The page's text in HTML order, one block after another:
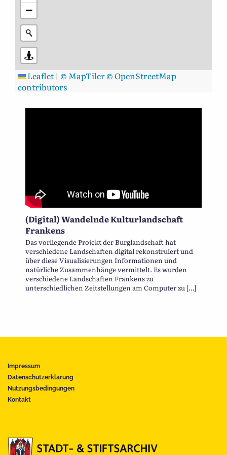
−
Leaflet | © MapTiler© OpenStreetMap
contributors
(Digital) Wandelnde Kulturlandschaft
Frankens
Das vorliegende Projekt der Burglandschaft hat
verschiedene Landschaften digital rekonstruiert und
über diese Visualisierungen Informationen und
natürliche Zusammenhänge vermittelt. Es wurden
verschiedene Landschaften Frankens zu
unterschiedlichen Zeitstellungen am Computer zu […]
Impressum
Datenschutzerklärung
Nutzungsbedingungen
Kontakt